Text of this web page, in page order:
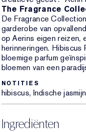
The Fragrance
De Fragrance
garderobe van
op Aerins eigen reizen,
herinneringen. Hibiscus
bloemige parfum
bloemen van een
NOTITIES
hibiscus, Indische
Ingrediënten